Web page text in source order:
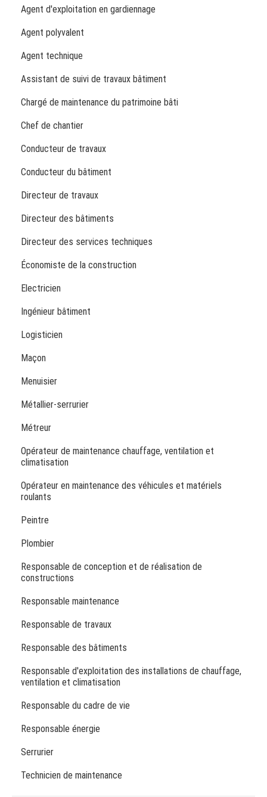
Agent d'exploitation en gardiennage
Agent polyvalent
Agent technique
Assistant de suivi de travaux bâtiment
Chargé de maintenance du patrimoine bâti
Chef de chantier
Conducteur de travaux
Conducteur du bâtiment
Directeur de travaux
Directeur des bâtiments
Directeur des services techniques
Économiste de la construction
Electricien
Ingénieur bâtiment
Logisticien
Maçon
Menuisier
Métallier-serrurier
Métreur
Opérateur de maintenance chauffage, ventilation et
climatisation
Opérateur en maintenance des véhicules et matériels
roulants
Peintre
Plombier
Responsable de conception et de réalisation de
constructions
Responsable maintenance
Responsable de travaux
Responsable des bâtiments
Responsable d'exploitation des installations de chauffage,
ventilation et climatisation
Responsable du cadre de vie
Responsable énergie
Serrurier
Technicien de maintenance